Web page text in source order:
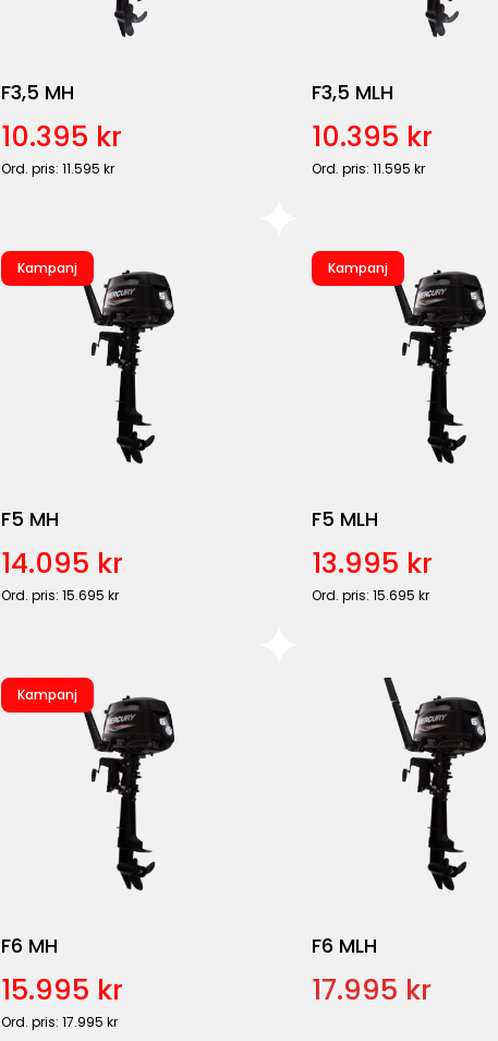
F3,5 MH
10.395 kr
Ord. pris: 11.595 kr
F3,5 MLH
10.395 kr
Ord. pris: 11.595 kr
Kampanj
F5 MH
14.095 kr
Ord. pris: 15.695 kr
Kampanj
F5 MLH
13.995 kr
Ord. pris: 15.695 kr
Kampanj
F6 MH
15.995 kr
Ord. pris: 17.995 kr
F6 MLH
17.995 kr